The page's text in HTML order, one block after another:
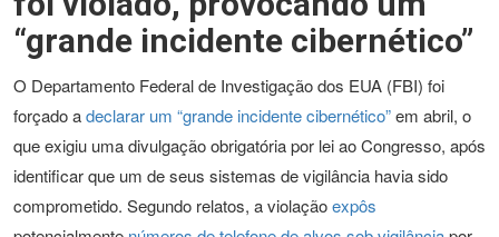
“grande incidente cibernético”
O Departamento Federal de Investigação dos EUA (FBI) foi
forçado adeclarar um “grande incidente cibernético”em abril, o
que exigiu uma divulgação obrigatória por lei ao Congresso, após
identificar que um de seus sistemas de vigilância havia sido
comprometido. Segundo relatos, a violaçãoexpôs